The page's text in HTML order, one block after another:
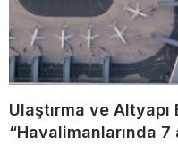
Ulaştırma ve Altyapı
“Havalimanlarında